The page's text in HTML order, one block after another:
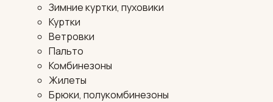
Зимние куртки, пуховики
Куртки
Ветровки
Пальто
Комбинезоны
Жилеты
Брюки, полукомбинезоны